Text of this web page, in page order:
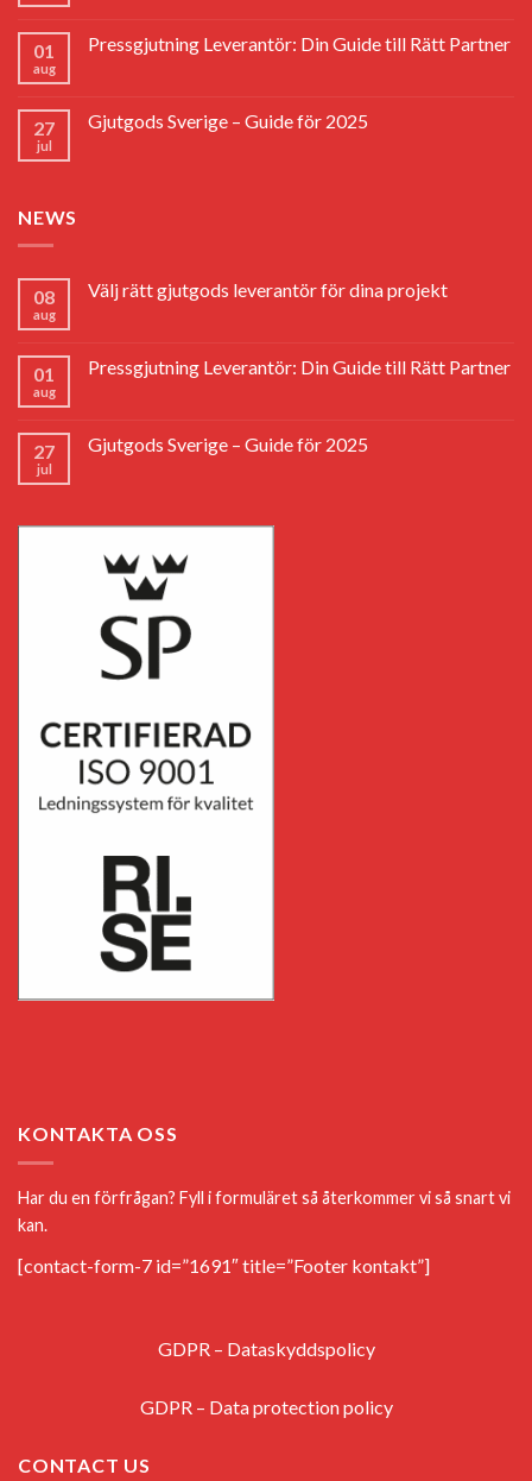
01
aug
Pressgjutning Leverantör: Din Guide till Rätt Partner
27
jul
Gjutgods Sverige – Guide för 2025
NEWS
08
aug
Välj rätt gjutgods leverantör för dina projekt
01
aug
Pressgjutning Leverantör: Din Guide till Rätt Partner
27
jul
Gjutgods Sverige – Guide för 2025
KONTAKTA OSS
Har du en förfrågan? Fyll i formuläret så återkommer vi så snart vi
kan.
[contact-form-7 id=”1691″ title=”Footer kontakt”]
GDPR – Dataskyddspolicy
GDPR – Data protection policy
CONTACT US